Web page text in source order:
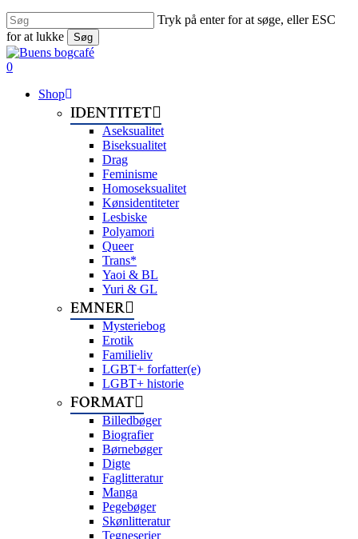
Tryk på enter for at søge, eller ESC
for at lukke
Søg
Close
Search
search
0
Shop
IDENTITET
Aseksualitet
Biseksualitet
Drag
Feminisme
Homoseksualitet
Kønsidentiteter
Lesbiske
Polyamori
Queer
Trans*
Yaoi & BL
Yuri & GL
EMNER
Mysteriebog
Erotik
Familieliv
LGBT+ forfatter(e)
LGBT+ historie
FORMAT
Billedbøger
Biografier
Børnebøger
Digte
Faglitteratur
Manga
Pegebøger
Skønlitteratur
Tegneserier